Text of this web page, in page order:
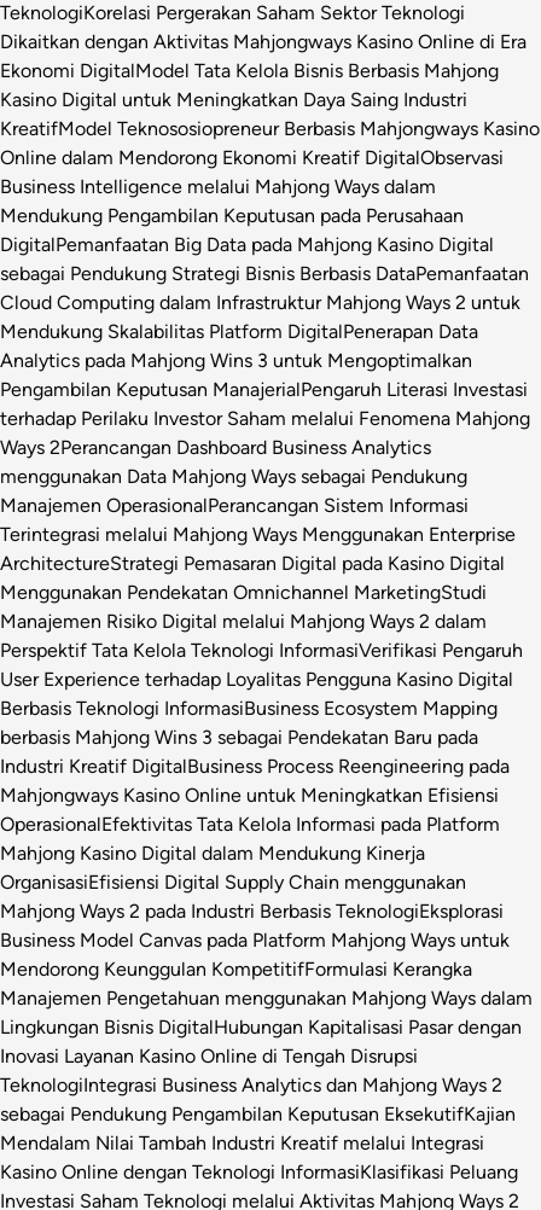
TeknologiKorelasi Pergerakan Saham Sektor Teknologi
Dikaitkan dengan Aktivitas Mahjongways Kasino Online di Era
Ekonomi DigitalModel Tata Kelola Bisnis Berbasis Mahjong
Kasino Digital untuk Meningkatkan Daya Saing Industri
KreatifModel Teknososiopreneur Berbasis Mahjongways Kasino
Online dalam Mendorong Ekonomi Kreatif DigitalObservasi
Business Intelligence melalui Mahjong Ways dalam
Mendukung Pengambilan Keputusan pada Perusahaan
DigitalPemanfaatan Big Data pada Mahjong Kasino Digital
sebagai Pendukung Strategi Bisnis Berbasis DataPemanfaatan
Cloud Computing dalam Infrastruktur Mahjong Ways 2 untuk
Mendukung Skalabilitas Platform DigitalPenerapan Data
Analytics pada Mahjong Wins 3 untuk Mengoptimalkan
Pengambilan Keputusan ManajerialPengaruh Literasi Investasi
terhadap Perilaku Investor Saham melalui Fenomena Mahjong
Ways 2Perancangan Dashboard Business Analytics
menggunakan Data Mahjong Ways sebagai Pendukung
Manajemen OperasionalPerancangan Sistem Informasi
Terintegrasi melalui Mahjong Ways Menggunakan Enterprise
ArchitectureStrategi Pemasaran Digital pada Kasino Digital
Menggunakan Pendekatan Omnichannel MarketingStudi
Manajemen Risiko Digital melalui Mahjong Ways 2 dalam
Perspektif Tata Kelola Teknologi InformasiVerifikasi Pengaruh
User Experience terhadap Loyalitas Pengguna Kasino Digital
Berbasis Teknologi InformasiBusiness Ecosystem Mapping
berbasis Mahjong Wins 3 sebagai Pendekatan Baru pada
Industri Kreatif DigitalBusiness Process Reengineering pada
Mahjongways Kasino Online untuk Meningkatkan Efisiensi
OperasionalEfektivitas Tata Kelola Informasi pada Platform
Mahjong Kasino Digital dalam Mendukung Kinerja
OrganisasiEfisiensi Digital Supply Chain menggunakan
Mahjong Ways 2 pada Industri Berbasis TeknologiEksplorasi
Business Model Canvas pada Platform Mahjong Ways untuk
Mendorong Keunggulan KompetitifFormulasi Kerangka
Manajemen Pengetahuan menggunakan Mahjong Ways dalam
Lingkungan Bisnis DigitalHubungan Kapitalisasi Pasar dengan
Inovasi Layanan Kasino Online di Tengah Disrupsi
TeknologiIntegrasi Business Analytics dan Mahjong Ways 2
sebagai Pendukung Pengambilan Keputusan EksekutifKajian
Mendalam Nilai Tambah Industri Kreatif melalui Integrasi
Kasino Online dengan Teknologi InformasiKlasifikasi Peluang
Investasi Saham Teknologi melalui Aktivitas Mahjong Ways 2